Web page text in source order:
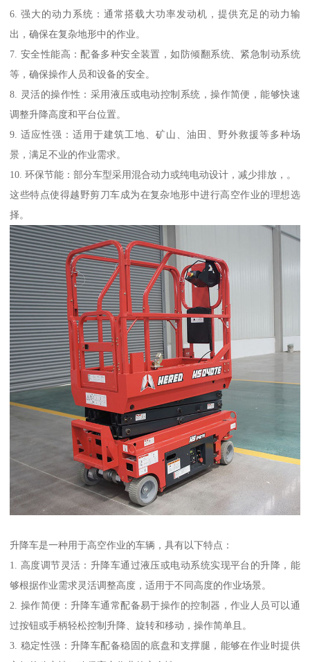
6. 强大的动力系统：通常搭载大功率发动机，提供充足的动力输
出，确保在复杂地形中的作业。
7. 安全性能高：配备多种安全装置，如防倾翻系统、紧急制动系统
等，确保操作人员和设备的安全。
8. 灵活的操作性：采用液压或电动控制系统，操作简便，能够快速
调整升降高度和平台位置。
9. 适应性强：适用于建筑工地、矿山、油田、野外救援等多种场
景，满足不业的作业需求。
10. 环保节能：部分车型采用混合动力或纯电动设计，减少排放，。
这些特点使得越野剪刀车成为在复杂地形中进行高空作业的理想选
择。
升降车是一种用于高空作业的车辆，具有以下特点：
1. 高度调节灵活：升降车通过液压或电动系统实现平台的升降，能
够根据作业需求灵活调整高度，适用于不同高度的作业场景。
2. 操作简便：升降车通常配备易于操作的控制器，作业人员可以通
过按钮或手柄轻松控制升降、旋转和移动，操作简单且。
3. 稳定性强：升降车配备稳固的底盘和支撑腿，能够在作业时提供